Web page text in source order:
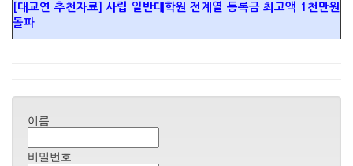
[대교연 추천자료] 사립 일반대학원 전계열 등록금 최고액 1천만원
돌파
이름
비밀번호